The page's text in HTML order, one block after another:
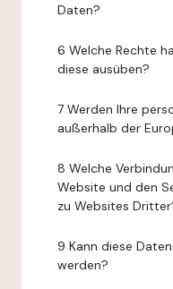
Daten?
6 Welche Rechte
diese ausüben?
7 Werden Ihre
außerhalb der
8 Welche
Website und den
zu Websites
9 Kann diese
werden?